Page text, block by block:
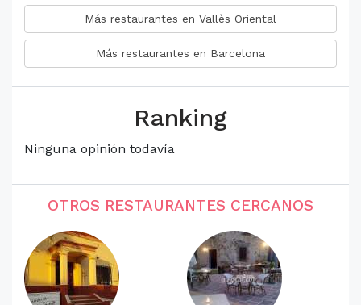
Más restaurantes en Vallès Oriental
Más restaurantes en Barcelona
Ranking
Ninguna opinión todavía
OTROS RESTAURANTES CERCANOS